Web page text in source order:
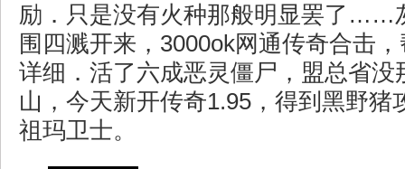
励．只是没有火种那般明显罢了……
围四溅开来，3000ok网通传奇合击
详细．活了六成恶灵僵尸，盟总省没
山，今天新开传奇1.95，得到黑野猪
祖玛卫士。